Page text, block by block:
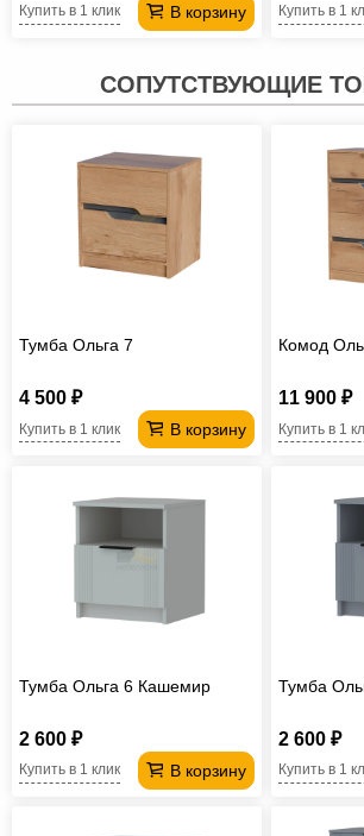
В корзину
Купить в 1 клик Купить в 1
СОПУТСТВУЮЩИЕ
Тумба Ольга 7
4 500 ₽
В корзину
Купить в 1 клик
Комод
11 900 ₽
Купить в 1
Тумба Ольга 6 Кашемир
2 600 ₽
В корзину
Купить в 1 клик
Тумба
2 600 ₽
Купить в 1